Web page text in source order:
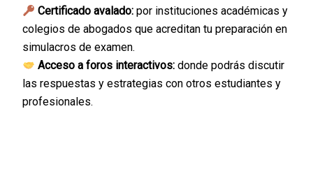
Certificado avalado: por instituciones académicas y
colegios de abogados que acreditan tu preparación en
simulacros de examen.
Acceso a foros interactivos: donde podrás discutir
las respuestas y estrategias con otros estudiantes y
profesionales.